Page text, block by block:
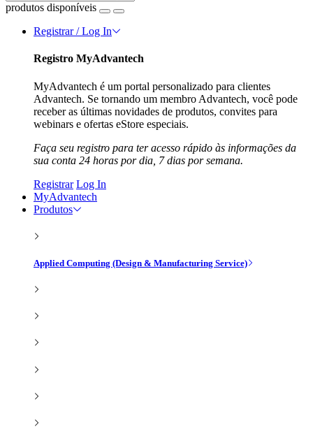
produtos disponíveis
Registrar / Log In
Registro MyAdvantech
MyAdvantech é um portal personalizado para clientes
Advantech. Se tornando um membro Advantech, você pode
receber as últimas novidades de produtos, convites para
webinars e ofertas eStore especiais.
Faça seu registro para ter acesso rápido às informações da
sua conta 24 horas por dia, 7 dias por semana.
Registrar Log In
MyAdvantech
Produtos
Applied Computing (Design & Manufacturing Service)